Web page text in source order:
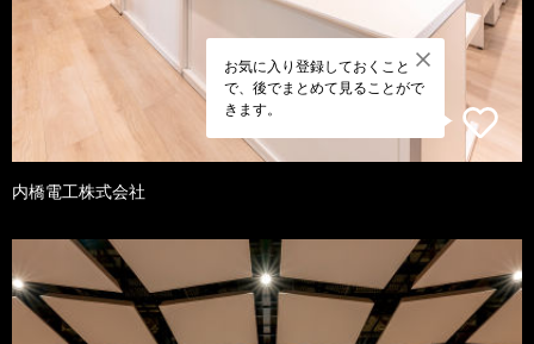
お気に入り登録しておくこと
で、後でまとめて見ることがで
きます。
内橋電工株式会社